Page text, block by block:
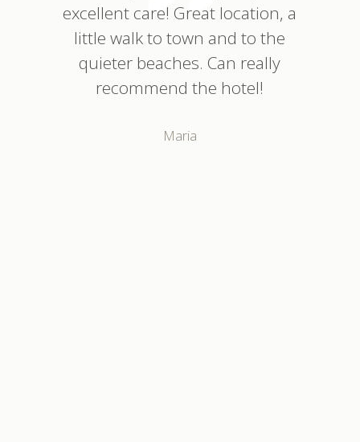
excellent care! Great location, a
little walk to town and to the
quieter beaches. Can really
recommend the hotel!
Maria